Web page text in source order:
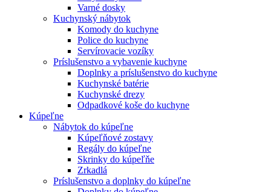
Varné dosky
Kuchynský nábytok
Komody do kuchyne
Police do kuchyne
Servírovacie vozíky
Príslušenstvo a vybavenie kuchyne
Doplnky a príslušenstvo do kuchyne
Kuchynské batérie
Kuchynské drezy
Odpadkové koše do kuchyne
Kúpeľne
Nábytok do kúpeľne
Kúpeľňové zostavy
Regály do kúpeľne
Skrinky do kúpeľňe
Zrkadlá
Príslušenstvo a doplnky do kúpeľne